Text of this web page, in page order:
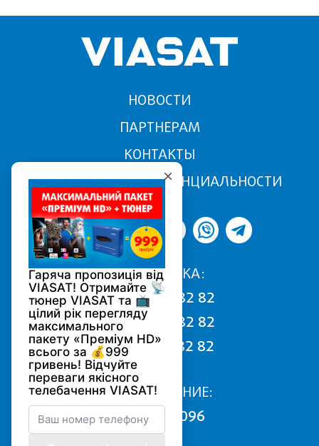
НОВОСТИ
ПАРТНЕРАМ
КОНТАКТЫ
ПОЛИТИКА КОНФИДЕНЦИАЛЬНОСТИ
ПОДДЕРЖКА:
068 170 82 82
050 170 82 82
093 170 82 82
ПОДКЛЮЧЕНИЕ:
0800 502 096